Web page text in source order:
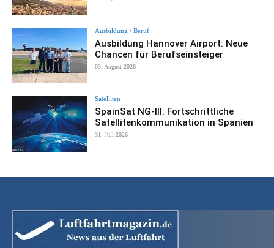
Ausbildung / Beruf
Ausbildung Hannover Airport: Neue
Chancen für Berufseinsteiger
03. August 2026
Satelliten
SpainSat NG-III: Fortschrittliche
Satellitenkommunikation in Spanien
31. Juli 2026